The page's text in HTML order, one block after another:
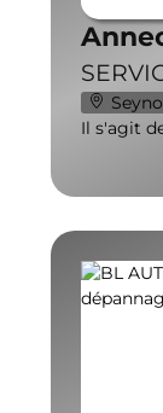
Il s'agit